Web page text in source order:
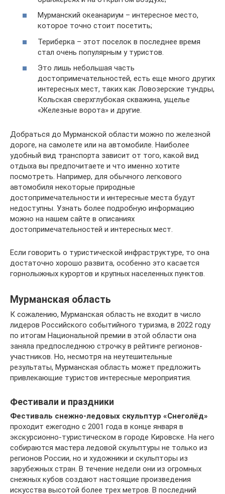
Мурманский океанариум – интересное место,
которое точно стоит посетить;
Териберка – этот поселок в последнее время
стал очень популярным у туристов.
Это лишь небольшая часть
достопримечательностей, есть еще много других
интересных мест, таких как Ловозерские тундры,
Кольская сверхглубокая скважина, ущелье
«Железные ворота» и другие.
Добраться до Мурманской области можно по железной
дороге, на самолете или на автомобиле. Наиболее
удобный вид транспорта зависит от того, какой вид
отдыха вы предпочитаете и что именно хотите
посмотреть. Например, для обычного легкового
автомобиля некоторые природные
достопримечательности и интересные места будут
недоступны. Узнать более подробную информацию
можно на нашем сайте в описаниях
достопримечательностей и интересных мест.
Если говорить о туристической инфраструктуре, то она
достаточно хорошо развита, особенно это касается
горнолыжных курортов и крупных населенных пунктов.
Мурманская область
К сожалению, Мурманская область не входит в число
лидеров Российского событийного туризма, в 2022 году
по итогам Национальной премии в этой области она
заняла предпоследнюю строчку в рейтинге регионов-
участников. Но, несмотря на неутешительные
результаты, Мурманская область может предложить
привлекающие туристов интересные мероприятия.
Фестивали и праздники
Фестиваль снежно-ледовых скульптур «Снеголёд»
проходит ежегодно с 2001 года в конце января в
экскурсионно-туристическом в городе Кировске. На него
собираются мастера ледовой скульптуры не только из
регионов России, но и художники и скульпторы из
зарубежных стран. В течение недели они из огромных
снежных кубов создают настоящие произведения
искусства высотой более трех метров. В последний